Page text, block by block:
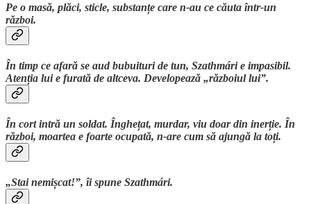
Pe o masă, plăci, sticle, substanțe care n-au ce căuta într-un
război.
În timp ce afară se aud bubuituri de tun, Szathmári e impasibil.
Atenția lui e furată de altceva. Developează „războiul lui”.
În cort intră un soldat. Înghețat, murdar, viu doar din inerție. În
război, moartea e foarte ocupată, n-are cum să ajungă la toți.
„Stai nemișcat!”, îi spune Szathmári.